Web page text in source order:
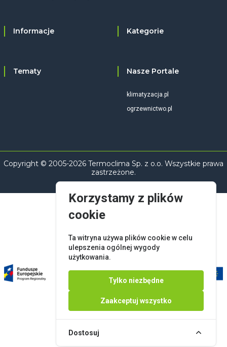
Informacje Kategorie
Tematy Nasze Portale
klimatyzacja.pl
ogrzewnictwo.pl
Copyright © 2005-2026 Termoclima Sp. z o.o. Wszystkie prawa
zastrzeżone.
Korzystamy z plików
cookie
Ta witryna używa plików cookie w celu
ulepszenia ogólnej wygody
użytkowania.
Tylko niezbędne
Zaakceptuj wszystko
Dostosuj